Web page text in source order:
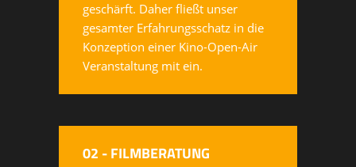
geschärft. Daher fließt unser
gesamter Erfahrungsschatz in die
Konzeption einer Kino-Open-Air
Veranstaltung mit ein.
02 - FILMBERATUNG